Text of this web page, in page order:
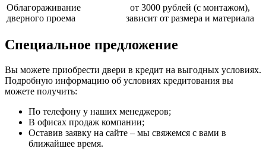
Облагораживание
дверного проема
от 3000 рублей (с монтажом),
зависит от размера и материала
Специальное предложение
Вы можете приобрести двери в кредит на выгодных условиях.
Подробную информацию об условиях кредитования вы
можете получить:
По телефону у наших менеджеров;
В офисах продаж компании;
Оставив заявку на сайте – мы свяжемся с вами в
ближайшее время.